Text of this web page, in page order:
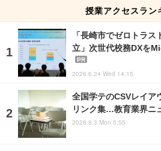
授業アクセスラン
「長崎市でゼロトラ
立」次世代校務DXを
PR
2026.6.24 Wed 14:15
全国学テのCSVレイア
リンク集…教育業界ニ
2026.8.3 Mon 5:55